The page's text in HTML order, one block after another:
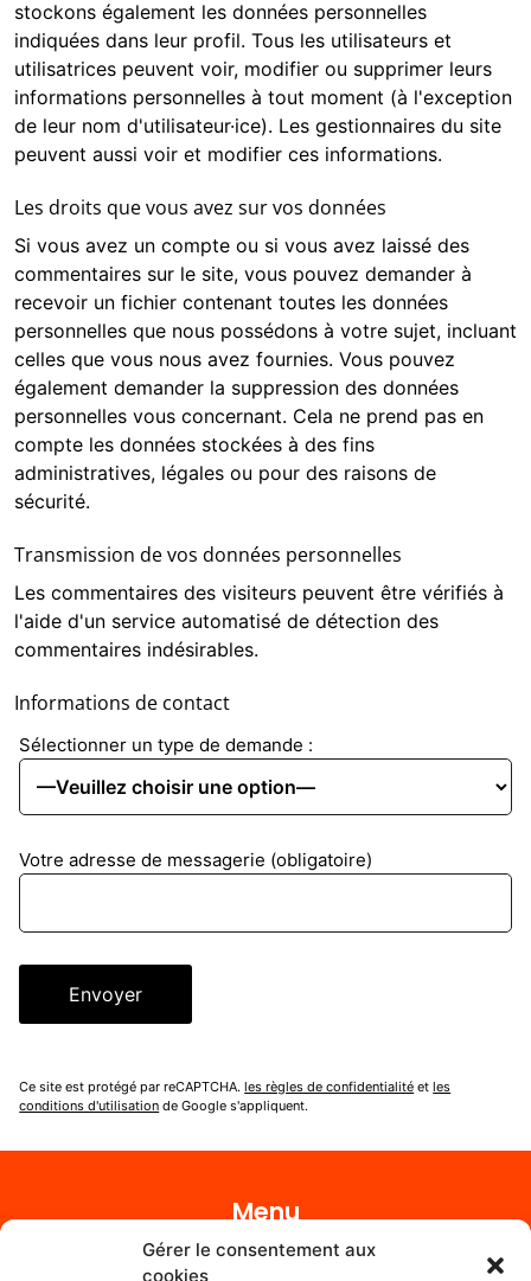
Gérer le consentement aux
cookies
stockons également les données personnelles
indiquées dans leur profil. Tous les utilisateurs et
utilisatrices peuvent voir, modifier ou supprimer leurs
informations personnelles à tout moment (à l'exception
de leur nom d'utilisateur·ice). Les gestionnaires du site
peuvent aussi voir et modifier ces informations.
Les droits que vous avez sur vos données
Si vous avez un compte ou si vous avez laissé des
commentaires sur le site, vous pouvez demander à
recevoir un fichier contenant toutes les données
personnelles que nous possédons à votre sujet, incluant
celles que vous nous avez fournies. Vous pouvez
également demander la suppression des données
personnelles vous concernant. Cela ne prend pas en
compte les données stockées à des fins
administratives, légales ou pour des raisons de
sécurité.
Transmission de vos données personnelles
Les commentaires des visiteurs peuvent être vérifiés à
l'aide d'un service automatisé de détection des
commentaires indésirables.
Informations de contact
Sélectionner un type de demande :
Votre adresse de messagerie (obligatoire)
Ce site est protégé par reCAPTCHA.les règles de confidentialité etles
conditions d'utilisation de Google s'appliquent.
Menu
Accueil